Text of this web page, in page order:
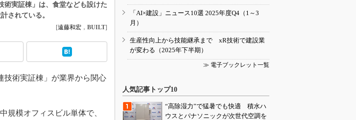
術実証棟」は、食堂なども設けた
されている。
[遠藤和宏 ， BUILT]
技術実証棟」が業界から関心
規模オフィスビル単体で、
「AI×建設」ニュース10選 2025年度Q4（1～3
月）
生産性向上から技能継承まで xR技術で建設業
が変わる（2025年下半期）
≫ 電子ブックレット一覧
人気記事トップ10
“高除湿力”で猛暑でも快適 積水ハ
ウスとパナソニックが次世代空調を